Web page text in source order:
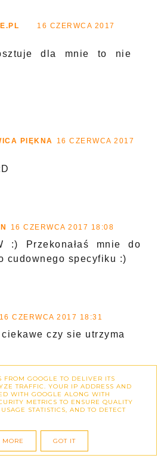
16 CZERWCA 2017
dla mnie to nie
PIĘKNA
16 CZERWCA 2017
16 CZERWCA 2017 18:08
:) Przekonałaś mnie do
cudownego specyfiku :)
16 CZERWCA 2017 18:31
czy sie utrzyma
16 CZERWCA 2017 18:45
:D
FROM GOOGLE TO DELIVER ITS
TRAFFIC. YOUR IP ADDRESS AND
WITH GOOGLE ALONG WITH
METRICS TO ENSURE QUALITY
STATISTICS, AND TO DETECT
MORE GOT IT